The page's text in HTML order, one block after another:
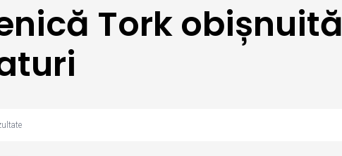
Tork obișnuită